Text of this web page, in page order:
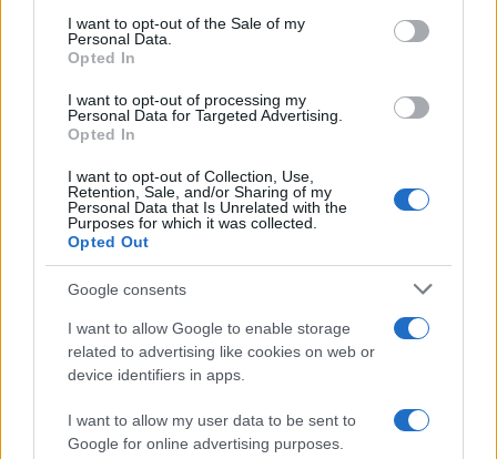
consent section.
I want to opt-out of the Sale of my
Personal Data.
Opted In
I want to opt-out of processing my
Personal Data for Targeted Advertising.
Opted In
I want to opt-out of Collection, Use,
Retention, Sale, and/or Sharing of my
Personal Data that Is Unrelated with the
Purposes for which it was collected.
Opted Out
Google consents
I want to allow Google to enable storage
related to advertising like cookies on web or
device identifiers in apps.
I want to allow my user data to be sent to
Google for online advertising purposes.
Davide Cacace elogia Mattia Esposito: il futuro del calcio
italiano
MERCATO E TRASFERIMENTI